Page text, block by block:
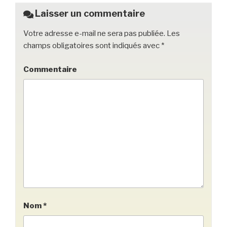
o
k
Laisser un commentaire
Votre adresse e-mail ne sera pas publiée. Les
champs obligatoires sont indiqués avec *
Commentaire
Nom*